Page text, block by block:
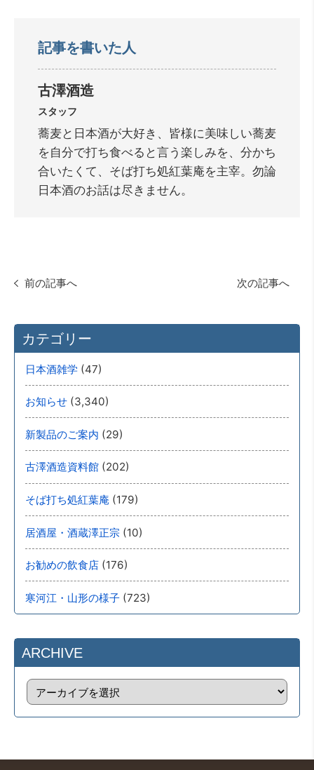
記事を書いた人
古澤酒造
スタッフ
蕎麦と日本酒が大好き、皆様に美味しい蕎麦
を自分で打ち食べると言う楽しみを、分かち
合いたくて、そば打ち処紅葉庵を主宰。勿論
日本酒のお話は尽きません。
前の記事へ 次の記事へ
カテゴリー
日本酒雑学 (47)
お知らせ (3,340)
新製品のご案内 (29)
古澤酒造資料館 (202)
そば打ち処紅葉庵 (179)
居酒屋・酒蔵澤正宗 (10)
お勧めの飲食店 (176)
寒河江・山形の様子 (723)
ARCHIVE